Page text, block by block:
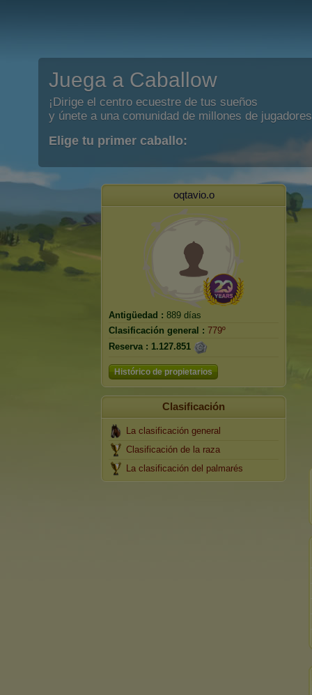
Juega a Caballow
¡Dirige el centro ecuestre de tus sueños
y únete a una comunidad de millones de
Elige tu primer caballo:
oqtavio.o
Antigüedad : 889 días
Clasificación general : 779º
Reserva : 1.127.851
Histórico de propietarios
Clasificación
La clasificación general
Clasificación de la raza
La clasificación del palmarés